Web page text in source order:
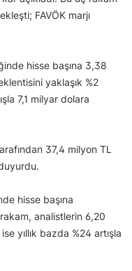
FAVÖK marjı
hisse başına 3,38
yaklaşık %2
7,1 milyar dolara
37,4 milyon TL
hisse başına
analistlerin 6,20
yıllık bazda %24 artışla